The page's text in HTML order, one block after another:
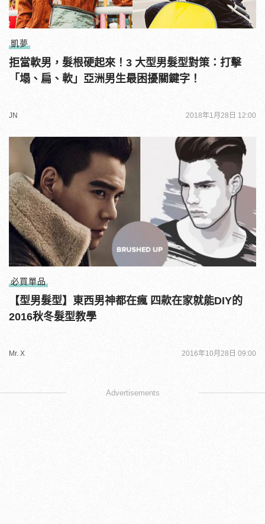
凱夢
拒當軟男，髮根硬起來！3 大型男髮型對策：打擊
「塌、扁、軟」亞洲男生最困擾關鍵字！
JN 2018年1月28日 12:00
必買單品
【型男髮型】東西男神都在瘋 四款在家就能DIY的
2016秋冬髮型教學
Mr. X 2016年10月28日 09:00
Advertisements